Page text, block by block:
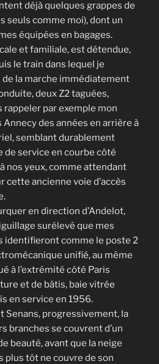
déjà quelques grappes de
seuls comme moi), dont un
équipées en bagages.
et familiale, est détendue,
le train dans lequel je
de la marche immédiatement
deux Z2 taguées,
par exemple mon
des années en arrière à
semblant durablement
de service en courbe côté
nos yeux, comme attendant
cette ancienne voie d’accès
en direction d’Andelot,
surélevé que mes
identifieront comme le poste 2
unifié, au même
à l’extrémité côté Paris
et de bâtis, baie vitrée
en service en 1956.
Senans, progressivement, la
branches se couvrent d’un
beauté, avant que la neige
plus tôt ne couvre de son